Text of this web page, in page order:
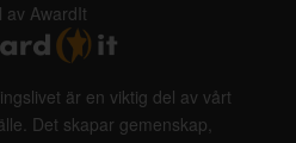
av AwardIt
är en viktig del av vårt
Det skapar gemenskap,